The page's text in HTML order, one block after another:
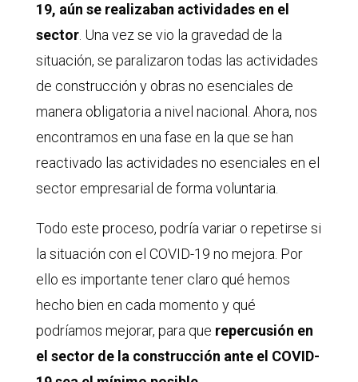
19, aún se realizaban actividades en el
sector. Una vez se vio la gravedad de la
situación, se paralizaron todas las actividades
de construcción y obras no esenciales de
manera obligatoria a nivel nacional. Ahora, nos
encontramos en una fase en la que se han
reactivado las actividades no esenciales en el
sector empresarial de forma voluntaria.
Todo este proceso, podría variar o repetirse si
la situación con el COVID-19 no mejora. Por
ello es importante tener claro qué hemos
hecho bien en cada momento y qué
podríamos mejorar, para que repercusión en
el sector de la construcción ante el COVID-